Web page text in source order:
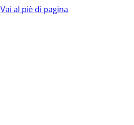
Vai al piè di pagina